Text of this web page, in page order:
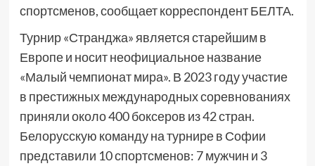
спортсменов, сообщает корреспондент БЕЛТА.
Турнир «Странджа» является старейшим в
Европе и носит неофициальное название
«Малый чемпионат мира». В 2023 году участие
в престижных международных соревнованиях
приняли около 400 боксеров из 42 стран.
Белорусскую команду на турнире в Софии
представили 10 спортсменов: 7 мужчин и 3